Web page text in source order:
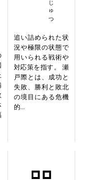
追い詰められた状
況や極限の状態で
用いられる戦術や
対応策を指す。 瀬
戸際とは、成功と
失敗、勝利と敗北
の境目にある危機
的...